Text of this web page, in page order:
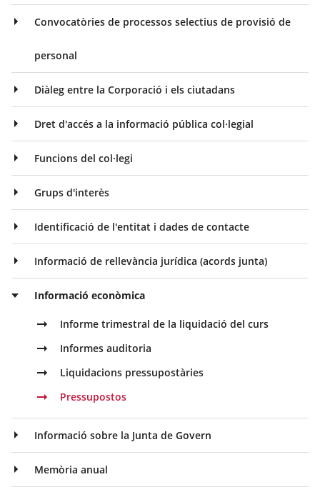
Convocatòries de processos selectius de provisió de
personal
Diàleg entre la Corporació i els ciutadans
Dret d'accés a la informació pública col·legial
Funcions del col·legi
Grups d'interès
Identificació de l'entitat i dades de contacte
Informació de rellevància jurídica (acords junta)
Informació econòmica
Informe trimestral de la liquidació del curs
Informes auditoria
Liquidacions pressupostàries
Pressupostos
Informació sobre la Junta de Govern
Memòria anual